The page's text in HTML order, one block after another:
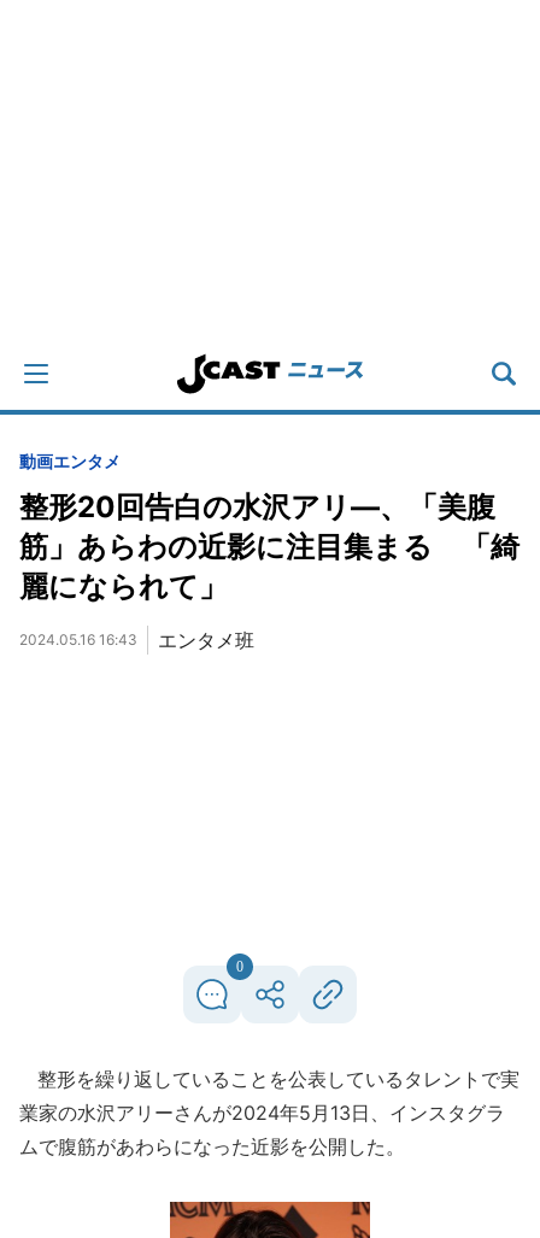
動画エンタメ
整形20回告白の水沢アリ―、「美腹
筋」あらわの近影に注目集まる 「綺
麗になられて」
2024.05.16 16:43 エンタメ班
0
整形を繰り返していることを公表しているタレントで実
業家の水沢アリーさんが2024年5月13日、インスタグラ
ムで腹筋があわらになった近影を公開した。